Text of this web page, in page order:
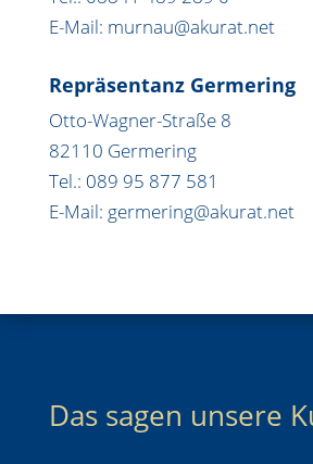
E-Mail: murnau@akurat.net
Repräsentanz Germering
Otto-Wagner-Straße 8
82110 Germering
Tel.: 089 95 877 581
E-Mail: germering@akurat.net
Das sagen unsere